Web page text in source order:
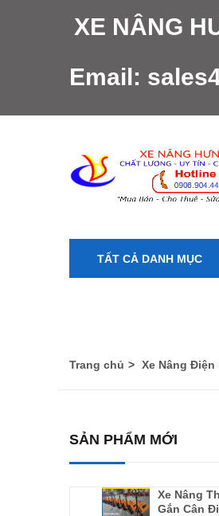
XE NÂNG
Email:
TẤT CẢ DANH MỤC
Trang chủ Xe Nâng Điện
SẢN PHẨM MỚI
Xe Nâng
Gắn Cân